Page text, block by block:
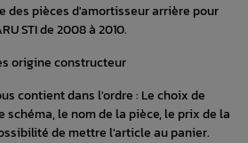
des pièces d'amortisseur arrière pour
STI de 2008 à 2010.
origine constructeur
contient dans l'ordre : Le choix de
le nom de la pièce, le prix de la
de mettre l'article au panier.